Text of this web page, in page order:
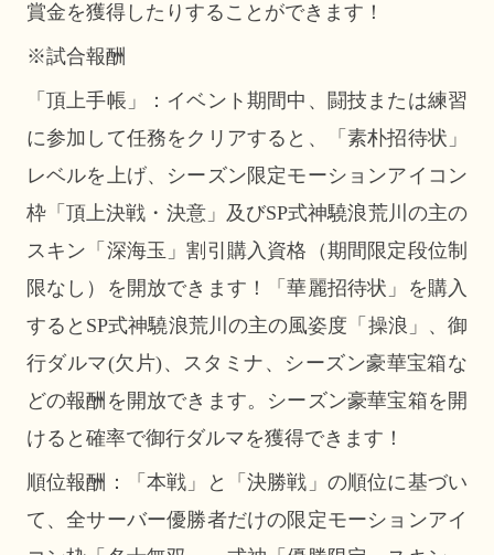
賞金を獲得したりすることができます！
※試合報酬
「頂上手帳」：イベント期間中、闘技または練習
に参加して任務をクリアすると、「素朴招待状」
レベルを上げ、シーズン限定モーションアイコン
枠「頂上決戦・決意」及びSP式神驍浪荒川の主の
スキン「深海玉」割引購入資格（期間限定段位制
限なし）を開放できます！「華麗招待状」を購入
するとSP式神驍浪荒川の主の風姿度「操浪」、御
行ダルマ(欠片)、スタミナ、シーズン豪華宝箱な
どの報酬を開放できます。シーズン豪華宝箱を開
けると確率で御行ダルマを獲得できます！
順位報酬：「本戦」と「決勝戦」の順位に基づい
て、全サーバー優勝者だけの限定モーションアイ